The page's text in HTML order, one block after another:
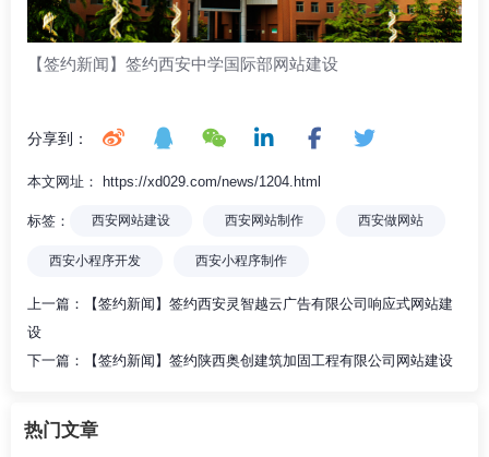
【签约新闻】签约西安中学国际部网站建设
分享到：
本文网址： https://xd029.com/news/1204.html
标签： 西安网站建设 西安网站制作 西安做网站
西安小程序开发 西安小程序制作
上一篇：
【签约新闻】签约西安灵智越云广告有限公司响应式网站建
设
下一篇：
【签约新闻】签约陕西奥创建筑加固工程有限公司网站建设
热门文章